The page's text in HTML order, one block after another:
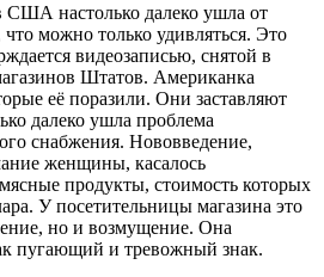
США настолько далеко ушла от
что можно только удивляться. Это
видеозаписью, снятой в
Штатов. Американка
её поразили. Они заставляют
далеко ушла проблема
снабжения. Нововведение,
женщины, касалось
продукты, стоимость которых
У посетительницы магазина это
но и возмущение. Она
пугающий и тревожный знак.